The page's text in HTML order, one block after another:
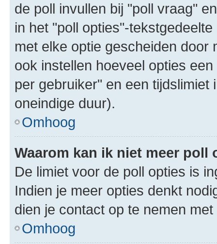
de poll invullen bij "poll vraag"
in het "poll opties"-
met elke optie gescheiden door
ook instellen hoeveel opties
per gebruiker" en een
oneindige duur).
Omhoog
Waarom kan ik niet meer poll
De limiet voor de poll opties is
Indien je meer opties denkt
dien je contact op te nemen
Omhoog